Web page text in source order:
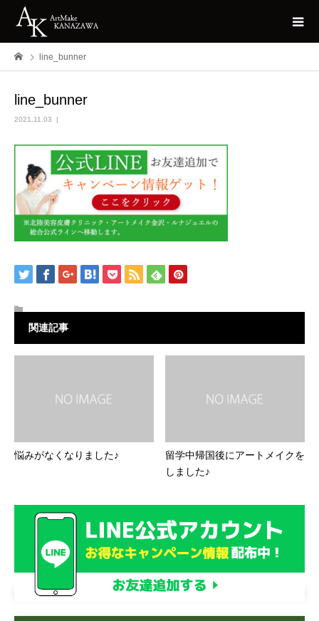
line_bunner
line_bunner
2021.11.03
関連記事
悩みがなくなりました♪
留学中帰国後にアートメイクを
しました♪